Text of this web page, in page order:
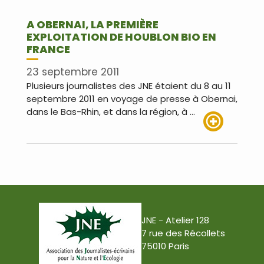
A OBERNAI, LA PREMIÈRE
EXPLOITATION DE HOUBLON BIO EN
FRANCE
23 septembre 2011
Plusieurs journalistes des JNE étaient du 8 au 11
septembre 2011 en voyage de presse à Obernai,
dans le Bas-Rhin, et dans la région, à …
JNE - Atelier 128
7 rue des Récollets
75010 Paris